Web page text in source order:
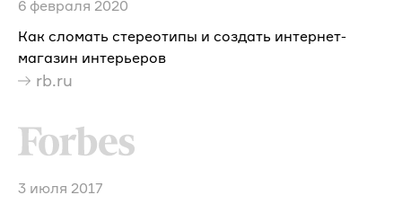
6 февраля 2020
Как сломать стереотипы и создать интернет-
магазин интерьеров
rb.ru
3 июля 2017